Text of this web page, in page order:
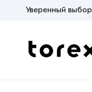
Уверенный